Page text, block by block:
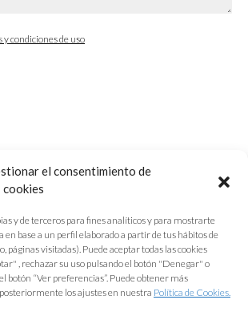
el consentimiento de
cookies
y de terceros para fines analíticos y para mostrarte
en base a un perfil elaborado a partir de tus hábitos de
páginas visitadas). Puede aceptar todas las cookies
, rechazar su uso pulsando el botón "Denegar" o
botón “Ver preferencias”. Puede obtener más
los ajustes en nuestra Política de Cookies.
condiciones de uso
de Arquitectos de Cádiz
condiciones de uso